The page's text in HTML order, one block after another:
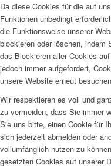
Da diese Cookies für die auf
Funktionen unbedingt
die Funktionsweise unserer
blockieren oder löschen, indem
das Blockieren aller Cookies
jedoch immer aufgefordert,
unsere Website erneut
Wir respektieren es voll und
zu vermeiden, dass Sie immer
Sie uns bitte, einen Cookie für
sich jederzeit abmelden oder
vollumfänglich nutzen zu
gesetzten Cookies auf unserer